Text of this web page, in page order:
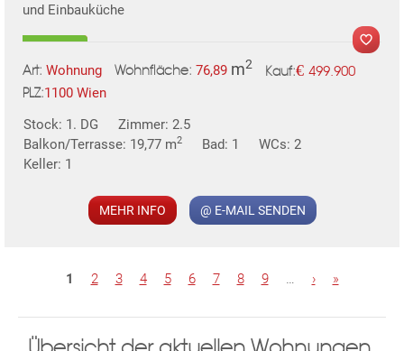
und Einbauküche
Art: Wohnung Wohnfläche: 76,89 m2 Kauf:€ 499.900
PLZ:1100 Wien
Stock: 1. DG
Zimmer: 2.5
Balkon/Terrasse: 19,77 m2 Bad: 1
WCs: 2
Keller: 1
MEHR INFO @ E-MAIL SENDEN
1 2 3 4 5 6 7 8 9 … › »